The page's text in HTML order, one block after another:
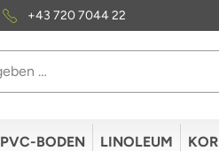
+43 720 7044 22
PVC-BODEN LINOLEUM